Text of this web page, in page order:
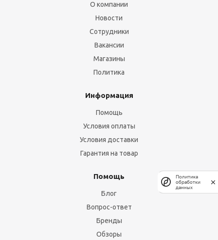
О компании
Новости
Сотрудники
Вакансии
Магазины
Политика
Информация
Помощь
Условия оплаты
Условия доставки
Гарантия на товар
Помощь
Блог
Вопрос-ответ
Бренды
Обзоры
Политика
обработки
данных